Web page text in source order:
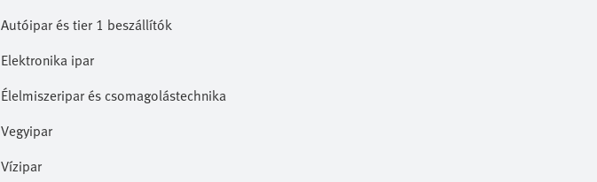
Autóipar és tier 1 beszállítók
Elektronika ipar
Élelmiszeripar és csomagolástechnika
Vegyipar
Vízipar